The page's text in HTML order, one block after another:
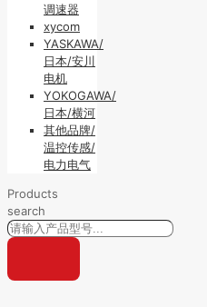
调速器
xycom
YASKAWA/
日本/安川
电机
YOKOGAWA/
日本/横河
其他品牌/
温控传感/
电力电气
Products
search